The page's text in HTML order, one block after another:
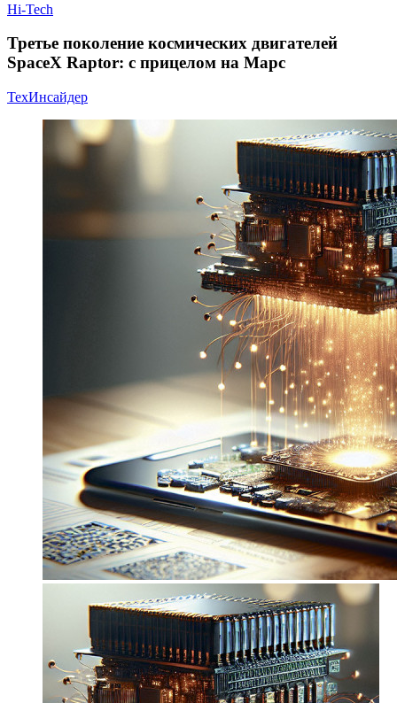
Hi-Tech
Третье поколение космических двигателей
SpaceX Raptor: с прицелом на Марс
ТехИнсайдер